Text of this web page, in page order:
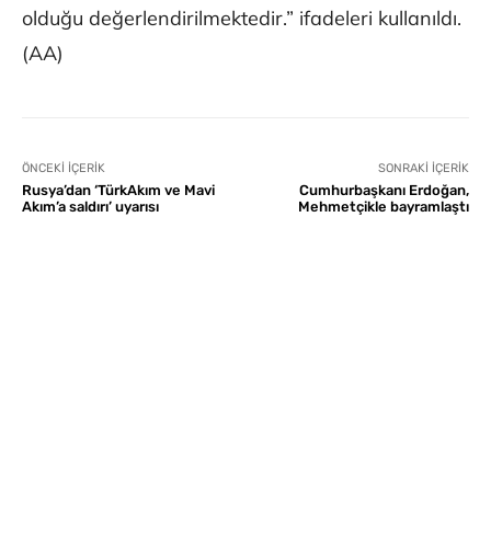
olduğu değerlendirilmektedir.” ifadeleri kullanıldı.
(AA)
ÖNCEKI İÇERIK
Rusya’dan ‘TürkAkım ve Mavi
Akım’a saldırı’ uyarısı
SONRAKI İÇERIK
Cumhurbaşkanı Erdoğan,
Mehmetçikle bayramlaştı